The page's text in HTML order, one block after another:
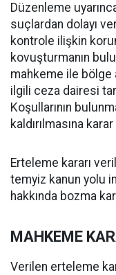
Düzenleme
suçlardan dolayı
kontrole ilişkin
kovuşturmanın
mahkeme ile bölge
ilgili ceza dairesi
Koşullarının
kaldırılmasına
Erteleme kararı
temyiz kanun yolu
hakkında bozma
MAHKEME
Verilen erteleme